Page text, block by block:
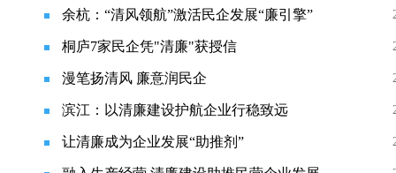
余杭：“清风领航”激活民企发展“廉引擎”
桐庐7家民企凭"清廉"获授信
漫笔扬清风 廉意润民企
滨江：以清廉建设护航企业行稳致远
让清廉成为企业发展“助推剂”